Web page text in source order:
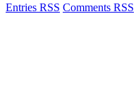
Entries RSS Comments RSS